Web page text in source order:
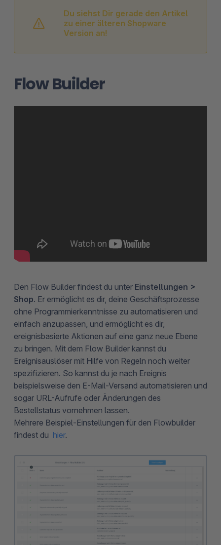
Du siehst Dir gerade den Artikel
zu einer älteren Shopware
Version an!
Flow Builder
Den Flow Builder findest du unter Einstellungen >
Shop. Er ermöglicht es dir, deine Geschäftsprozesse
ohne Programmierkenntnisse zu automatisieren und
einfach anzupassen, und ermöglicht es dir,
ereignisbasierte Aktionen auf eine ganz neue Ebene
zu bringen. Mit dem Flow Builder kannst du
Ereignisauslöser mit Hilfe von Regeln noch weiter
spezifizieren. So kannst du je nach Ereignis
beispielsweise den E-Mail-Versand automatisieren und
sogar URL-Aufrufe oder Änderungen des
Bestellstatus vornehmen lassen.
Mehrere Beispiel-Einstellungen für den Flowbuilder
findest du hier.